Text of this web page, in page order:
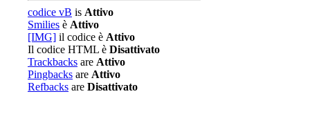
codice vB is Attivo
Smilies è Attivo
[IMG] il codice è Attivo
Il codice HTML è Disattivato
Trackbacks are Attivo
Pingbacks are Attivo
Refbacks are Disattivato